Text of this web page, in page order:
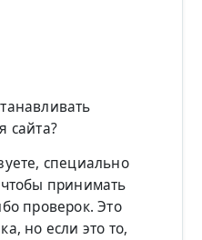
сайта?
специально
принимать
проверок. Это
но если это то,